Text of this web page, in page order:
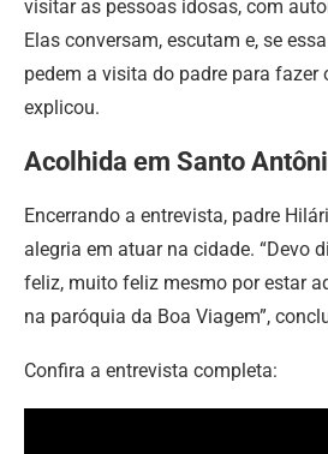
visitar as pessoas idosas, com
Elas conversam, escutam e, se
pedem a visita do padre para fazer
explicou.
Acolhida em Santo
Encerrando a entrevista, padre
alegria em atuar na cidade. “Devo
feliz, muito feliz mesmo por estar
na paróquia da Boa Viagem”,
Confira a entrevista completa: